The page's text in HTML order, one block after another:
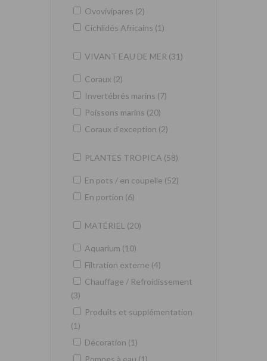
Ovovivipares (2)
Cichlidés Africains (1)
VIVANT EAU DE MER (31)
Coraux (2)
Invertébrés marins (7)
Poissons marins (20)
Coraux d'exception (2)
PLANTES TROPICA (58)
En pots / en coupelle (52)
En portion (6)
MATÉRIEL (20)
Aquarium (10)
Filtration externe (4)
Chauffage / Refroidissement
(3)
Produits et supplémentation
(1)
Décoration (1)
Pompes à eau (1)